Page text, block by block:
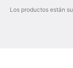
Los productos están